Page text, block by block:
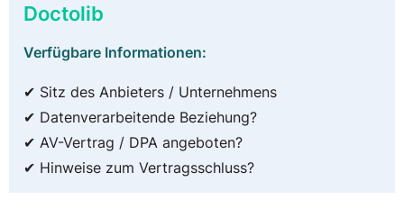
Doctolib
Verfügbare Informationen:
✔ Sitz des Anbieters / Unternehmens
✔ Datenverarbeitende Beziehung?
✔ AV-Vertrag / DPA angeboten?
✔ Hinweise zum Vertragsschluss?